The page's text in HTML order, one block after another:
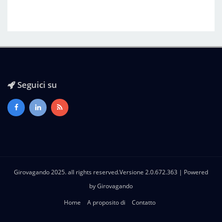
Seguici su
Girovagando 2025. all rights reserved.Versione 2.0.672.363 | Powered
byGirovagando
Home
A proposito di Contatto